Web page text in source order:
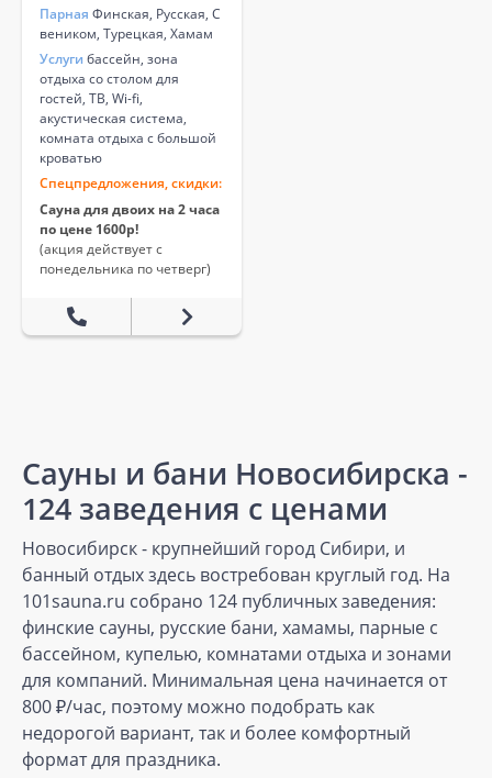
Парная Финская, Русская, С
веником, Турецкая, Хамам
Услуги бассейн, зона
отдыха со столом для
гостей, ТВ, Wi-fi,
акустическая система,
комната отдыха с большой
кроватью
Спецпредложения, скидки:
Сауна для двоих на 2 часа
по цене 1600р!
(акция действует с
понедельника по четверг)
Сауны и бани Новосибирска -
124 заведения с ценами
Новосибирск - крупнейший город Сибири, и
банный отдых здесь востребован круглый год. На
101sauna.ru собрано 124 публичных заведения:
финские сауны, русские бани, хамамы, парные с
бассейном, купелью, комнатами отдыха и зонами
для компаний. Минимальная цена начинается от
800 ₽/час, поэтому можно подобрать как
недорогой вариант, так и более комфортный
формат для праздника.